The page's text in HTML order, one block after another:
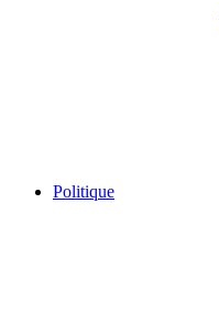
Politique